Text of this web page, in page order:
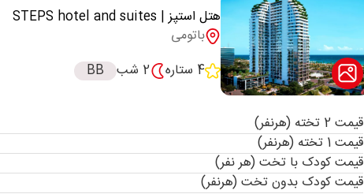
هتل استپز| STEPS hotel and suites
باتومی
4 ستاره
2 شب BB
قیمت 2 تخته (هرنفر)
قیمت 1 تخته (هرنفر)
قیمت کودک با تخت (هر نفر)
قیمت کودک بدون تخت (هرنفر)